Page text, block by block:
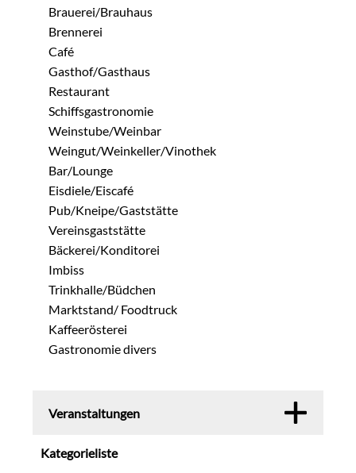
Brauerei/Brauhaus
Brennerei
Café
Gasthof/Gasthaus
Restaurant
Schiffsgastronomie
Weinstube/Weinbar
Weingut/Weinkeller/Vinothek
Bar/Lounge
Eisdiele/Eiscafé
Pub/Kneipe/Gaststätte
Vereinsgaststätte
Bäckerei/Konditorei
Imbiss
Trinkhalle/Büdchen
Marktstand/ Foodtruck
Kaffeerösterei
Gastronomie divers
Veranstaltungen
Kategorieliste